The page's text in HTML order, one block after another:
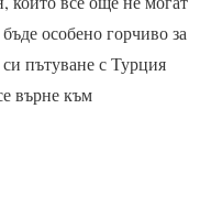
особено горчиво за
пътуване с Турция
върне към